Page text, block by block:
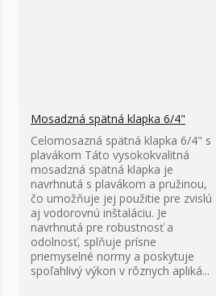
Mosadzná spätná klapka 6/4"
Celomosazná spätná klapka 6/4" s
plavákom Táto vysokokvalitná
mosadzná spätná klapka je
navrhnutá s plavákom a pružinou,
čo umožňuje jej použitie pre zvislú
aj vodorovnú inštaláciu. Je
navrhnutá pre robustnosť a
odolnosť, splňuje prísne
priemyselné normy a poskytuje
spoľahlivý výkon v rôznych apliká...